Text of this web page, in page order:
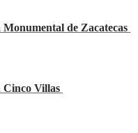
de Zacatecas
Cinco Villas